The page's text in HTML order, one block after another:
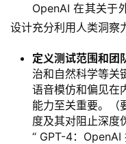
OpenAI 在其关于
设计充分利用人类洞察
定义测试范围和团
治和自然科学等关
语音模仿和偏见在
能力至关重要。（
度及其对阻止深度
“ GPT-4：